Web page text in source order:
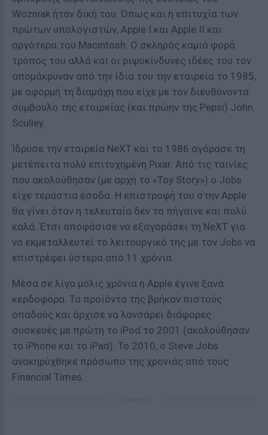
Wozniak ήταν δική του. Όπως και η επιτυχία των
πρώτων υπολογιστών, Apple I και Apple II και
αργότερα του Macintosh. Ο σκληρός καμιά φορά
τρόπος του αλλά και οι ριψοκίνδυνες ιδέες του τον
απομάκρυναν από την ίδια του την εταιρεία το 1985,
με αφορμή τη διαμάχη που είχε με τον διευθύνοντα
σύμβουλο της εταιρείας (και πρώην της Pepsi) John
Sculley.
Ίδρυσε την εταιρεία NeXT και το 1986 αγόρασε τη
μετέπειτα πολύ επιτυχημένη Pixar. Από τις ταινίες
που ακολούθησαν (με αρχή το «Toy Story») ο Jobs
είχε τεράστια έσοδα. Η επιστροφή του στην Apple
θα γίνει όταν η τελευταία δεν τα πήγαινε και πολύ
καλά. Έτσι αποφάσισε να εξαγοράσει τη NeXT για
να εκμεταλλευτεί το λειτουργικό της με τον Jobs να
επιστρέφει ύστερα από 11 χρόνια.
Μέσα σε λίγα μόλις χρόνια η Apple έγινε ξανά
κερδοφόρα. Τα προϊόντα της βρήκαν πιστούς
οπαδούς και άρχισε να λανσάρει διάφορες
συσκευές με πρώτη το iPod το 2001 (ακολούθησαν
το iPhone και το iPad). Το 2010, ο Steve Jobs
ανακηρύχθηκε πρόσωπο της χρονιάς από τους
Financial Times.